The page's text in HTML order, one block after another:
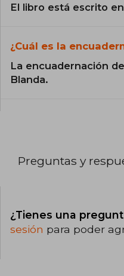
El libro está escrito
¿Cuál es la
La encuadernación
Blanda.
Preguntas y
¿Tienes una
sesión para poder